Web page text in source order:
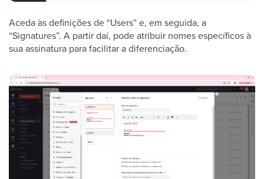
Aceda às definições de “Users” e, em seguida, a
“Signatures”. A partir daí, pode atribuir nomes específicos à
sua assinatura para facilitar a diferenciação.